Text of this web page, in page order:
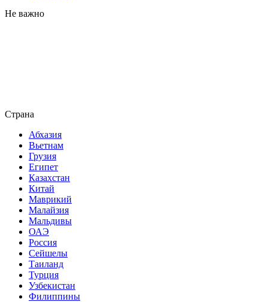
Не важно
Страна
Абхазия
Вьетнам
Грузия
Египет
Казахстан
Китай
Маврикий
Малайзия
Мальдивы
ОАЭ
Россия
Сейшелы
Таиланд
Турция
Узбекистан
Филиппины